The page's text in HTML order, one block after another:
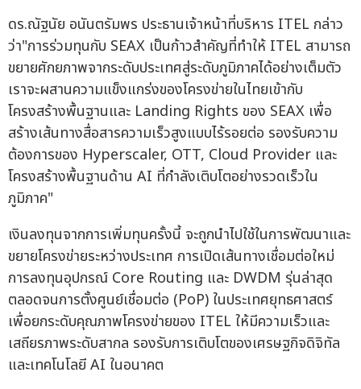
ดร.ณัฐนัย อนันตรัมพร ประธานเจ้าหน้าที่บริหาร ITEL กล่าว
ว่า"การร่วมทุนกับ SEAX เป็นก้าวสำคัญที่ทำให้ ITEL สามารถ
ขยายศักยภาพจากระดับประเทศสู่ระดับภูมิภาคได้อย่างเต็มตัว
เราจะผสานความแข็งแกร่งของโครงข่ายในไทยเข้ากับ
โครงสร้างพื้นฐานและ Landing Rights ของ SEAX เพื่อ
สร้างเส้นทางสื่อสารความเร็วสูงแบบไร้รอยต่อ รองรับความ
ต้องการของ Hyperscaler, OTT, Cloud Provider และ
โครงสร้างพื้นฐานด้าน AI ที่กำลังเติบโตอย่างรวดเร็วใน
ภูมิภาค"
เงินลงทุนจากการเพิ่มทุนครั้งนี้ จะถูกนำไปใช้ในการพัฒนาและ
ขยายโครงข่ายระหว่างประเทศ การเปิดเส้นทางเชื่อมต่อใหม่
การลงทุนอุปกรณ์ Core Routing และ DWDM รุ่นล่าสุด
ตลอดจนการตั้งศูนย์เชื่อมต่อ (PoP) ในประเทศยุทธศาสตร์
เพื่อยกระดับคุณภาพโครงข่ายของ ITEL ให้มีความเร็วและ
เสถียรภาพระดับสากล รองรับการเติบโตของเศรษฐกิจดิจิทัล
และเทคโนโลยี AI ในอนาคต